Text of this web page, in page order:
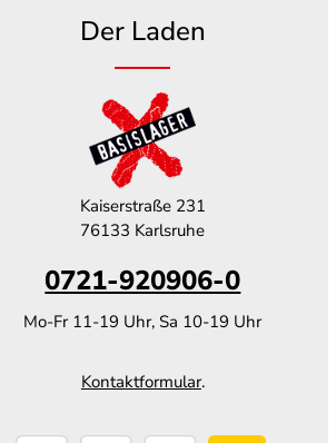
Der Laden
Kaiserstraße 231
76133 Karlsruhe
0721-920906-0
Mo-Fr 11-19 Uhr, Sa 10-19 Uhr
Kontaktformular.